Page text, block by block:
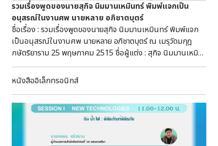
รวมเรื่องพูดของนายสุกิจ นิมมานเหมินทร์ พิมพ์แจกเป็น
อนุสรณ์ในงานศพ นายหลาย อภิชาตบุตร์
ชื่อเรื่อง : รวมเรื่องพูดของนายสุกิจ นิมมานเหมินทร์ พิมพ์แจก
เป็นอนุสรณ์ในงานศพ นายหลาย อภิชาตบุตร์ ณ เมรุวัดมกุฎ
กษัตริยาราม 25 พฤษภาคม 2515 ชื่อผู้แต่ง : สุกิจ นิมมานเหมิ
นทร์ ปีที่พิมพ์ : 2515 สถานที่พิมพ์ : กรุงเทพฯ สำนักพิมพ์ : โรง
พิมพ์วรพากย์พินิจ จำนวนหน้า : 244 หน้า สาระสังเขป : หนังสือ
เนื้อหาเป็นภาษาไทย จำนวน 11 เรื่อง ได้แก่ รัตนบุรุษไทยสมัย
ก่อน มหาตมะคานธี ปัญหาหมอกับโสเภณี เด็กไทยกับเด็กฝรั่ง
มอญที่ข้าพเจ้ารู้จัก เป็นต้น และเรื่องพูดที่มีเนื้อหาเป็นภาษา
อังกฤษ จำนวน 3 เรื่อง ได้แก่ The chinese threat to world
หนังสืออิเล็กทรอนิกส์